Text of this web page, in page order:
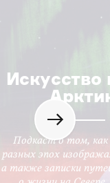
Искусство
Подкаст о том,
разных эпох
а также записки